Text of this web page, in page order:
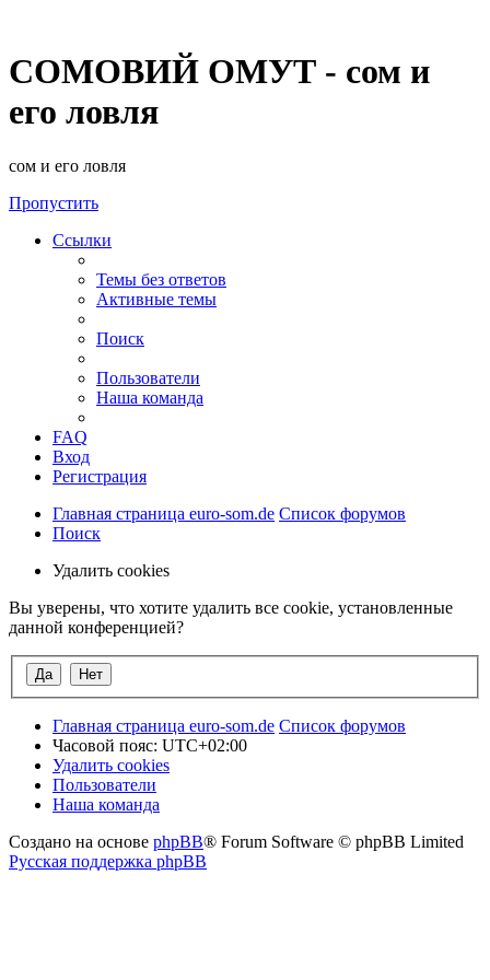
СОМОВИЙ ОМУТ - сом и
его ловля
сом и его ловля
Пропустить
Ссылки
Темы без ответов
Активные темы
Поиск
Пользователи
Наша команда
FAQ
Вход
Регистрация
Главная страница euro-som.de Список форумов
Поиск
Удалить cookies
Вы уверены, что хотите удалить все cookie, установленные
данной конференцией?
Главная страница euro-som.de Список форумов
Часовой пояс: UTC+02:00
Удалить cookies
Пользователи
Наша команда
Создано на основе phpBB® Forum Software © phpBB Limited
Русская поддержка phpBB